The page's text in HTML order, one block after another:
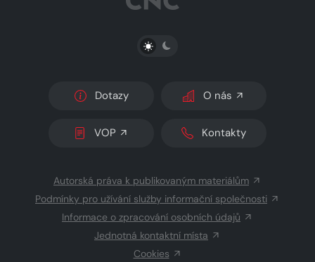
PŘEPNOUT SVĚTLÝ/TMAVÝ REŽIM
Dotazy O nás
VOP Kontakty
Autorská práva k publikovaným materiálům
Podmínky pro užívání služby informační společnosti
Informace o zpracování osobních údajů
Jednotná kontaktní místa
Cookies